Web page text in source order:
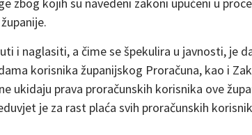
i naglasiti, a čime se špekulira u javnosti, je
korisnika županijskog Proračuna, kao i
ukidaju prava proračunskih korisnika ove
je za rast plaća svih proračunskih